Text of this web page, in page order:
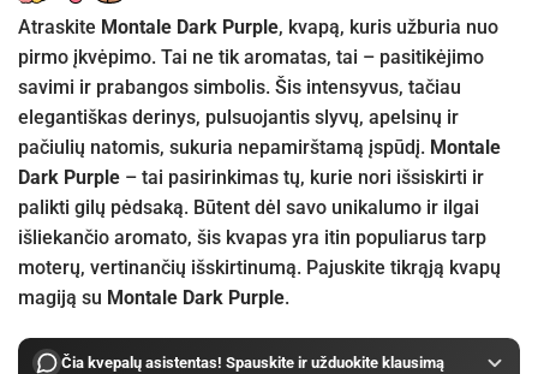
Atraskite Montale Dark Purple, kvapą, kuris užburia nuo
pirmo įkvėpimo. Tai ne tik aromatas, tai – pasitikėjimo
savimi ir prabangos simbolis. Šis intensyvus, tačiau
elegantiškas derinys, pulsuojantis slyvų, apelsinų ir
pačiulių natomis, sukuria nepamirštamą įspūdį. Montale
Dark Purple – tai pasirinkimas tų, kurie nori išsiskirti ir
palikti gilų pėdsaką. Būtent dėl savo unikalumo ir ilgai
išliekančio aromato, šis kvapas yra itin populiarus tarp
moterų, vertinančių išskirtinumą. Pajuskite tikrąją kvapų
magiją su Montale Dark Purple.
Čia kvepalų asistentas! Spauskite ir užduokite klausimą